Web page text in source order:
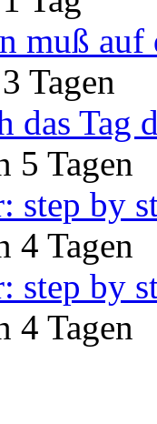
muß auf
Tagen
das Tag
5 Tagen
step by
4 Tagen
step by
4 Tagen